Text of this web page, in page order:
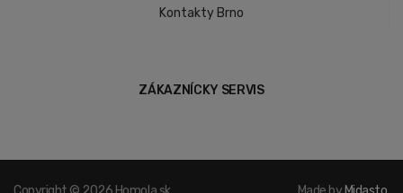
Kontakty Brno
ZÁKAZNÍCKY SERVIS